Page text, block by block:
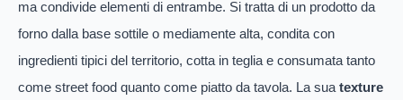
ma condivide elementi di entrambe. Si tratta di un prodotto da
forno dalla base sottile o mediamente alta, condita con
ingredienti tipici del territorio, cotta in teglia e consumata tanto
come street food quanto come piatto da tavola. La suatexture